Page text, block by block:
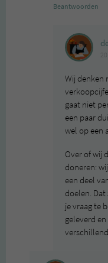
Beantwoorden
Wij denken
gaat niet
een paar
wel op een
Over of wij
doneren:
een deel
doelen.
je vraag te
geleverd